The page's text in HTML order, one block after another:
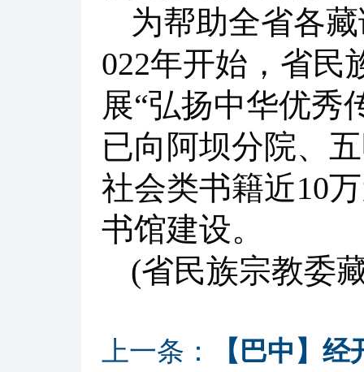
为帮助全省各
022年开始，省民
展“弘扬中华优秀
已向阿坝分院、
社会类书籍近10
书馆建设。
(省民族宗教委
上一条： 【巴中】